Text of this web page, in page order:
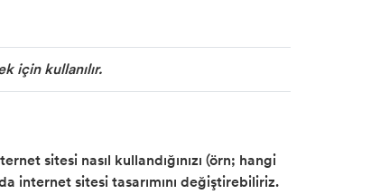
için kullanılır.
sitesi nasıl kullandığınızı (örn; hangi
internet sitesi tasarımını değiştirebiliriz.